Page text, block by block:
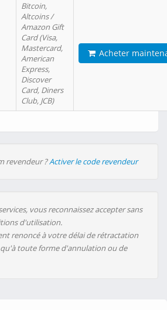
Bitcoin,
Altcoins /
Amazon Gift
Card (Visa,
Mastercard,
American
Express,
Discover
Card, Diners
Club, JCB)
Acheter
revendeur ?Activer le code revendeur
vous reconnaissez accepter sans
d'utilisation.
renoncé à votre délai de rétractation
qu'à toute forme d'annulation ou de